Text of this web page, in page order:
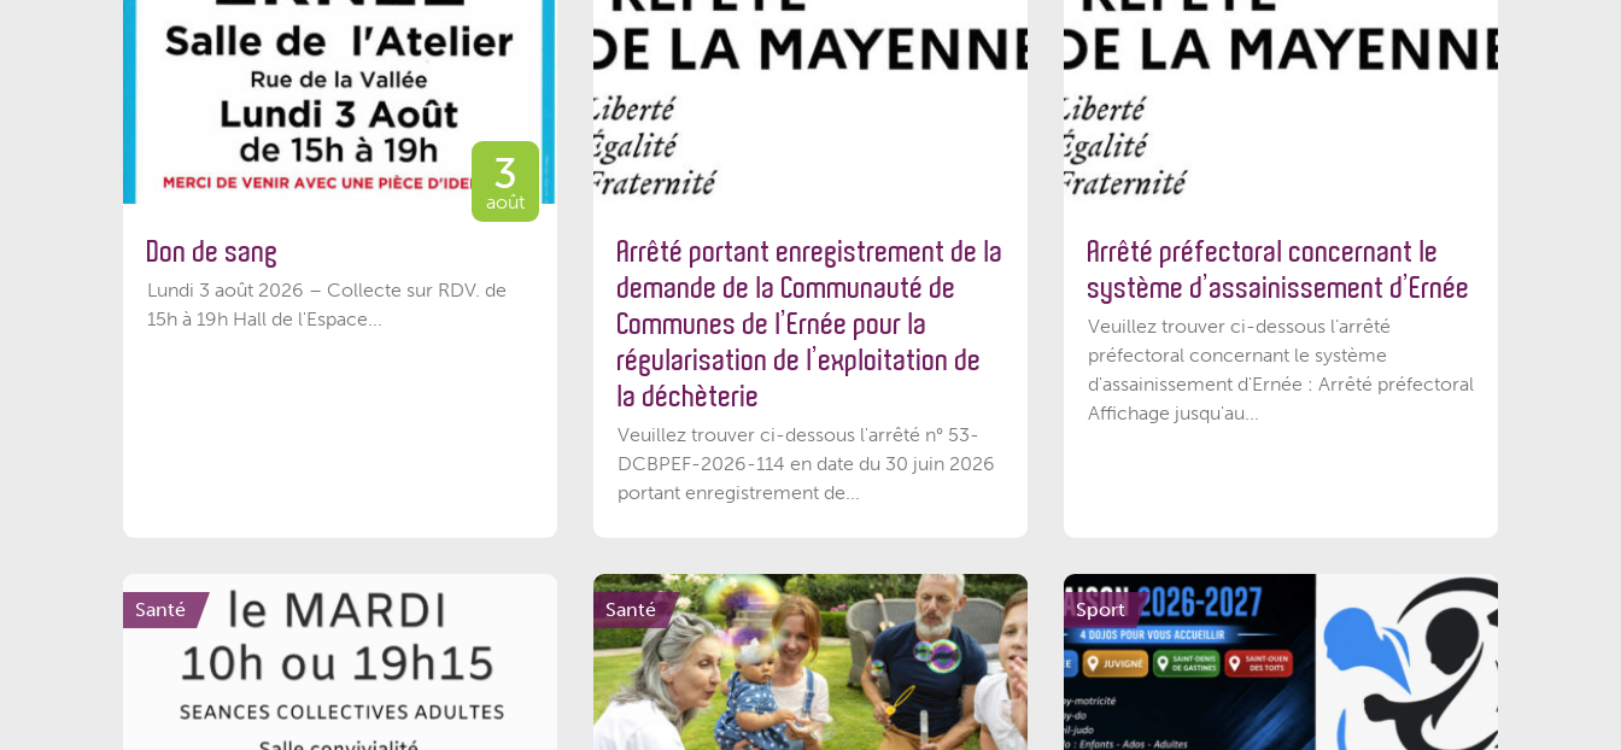
3
août
Don de sang
Lundi 3 août 2026 – Collecte sur RDV. de
15h à 19h Hall de l'Espace...
Arrêté portant enregistrement de la
demande de la Communauté de
Communes de l’Ernée pour la
régularisation de l’exploitation de
la déchèterie
Veuillez trouver ci-dessous l'arrêté n° 53-
DCBPEF-2026-114 en date du 30 juin 2026
portant enregistrement de...
Arrêté préfectoral concernant le
système d’assainissement d’Ernée
Veuillez trouver ci-dessous l’arrêté
préfectoral concernant le système
d'assainissement d'Ernée : Arrêté préfectoral
Affichage jusqu'au...
Santé Santé Sport